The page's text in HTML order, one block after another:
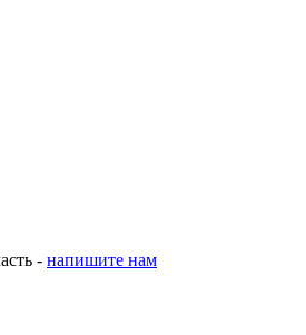
- напишите нам